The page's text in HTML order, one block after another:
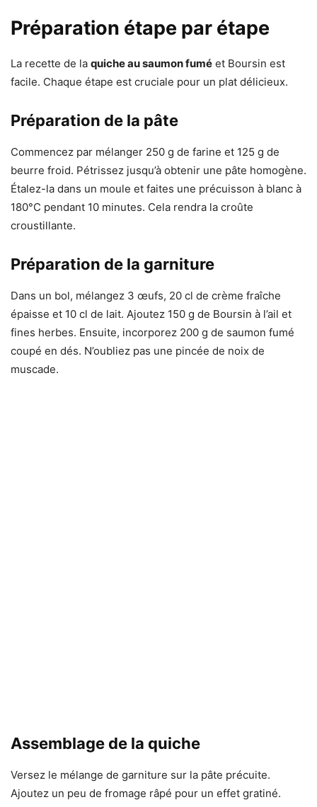
Préparation étape par étape
La recette de la quiche au saumon fumé et Boursin est
facile. Chaque étape est cruciale pour un plat délicieux.
Préparation de la pâte
Commencez par mélanger 250 g de farine et 125 g de
beurre froid. Pétrissez jusqu’à obtenir une pâte homogène.
Étalez-la dans un moule et faites une précuisson à blanc à
180°C pendant 10 minutes. Cela rendra la croûte
croustillante.
Préparation de la garniture
Dans un bol, mélangez 3 œufs, 20 cl de crème fraîche
épaisse et 10 cl de lait. Ajoutez 150 g de Boursin à l’ail et
fines herbes. Ensuite, incorporez 200 g de saumon fumé
coupé en dés. N’oubliez pas une pincée de noix de
muscade.
Assemblage de la quiche
Versez le mélange de garniture sur la pâte précuite.
Ajoutez un peu de fromage râpé pour un effet gratiné.